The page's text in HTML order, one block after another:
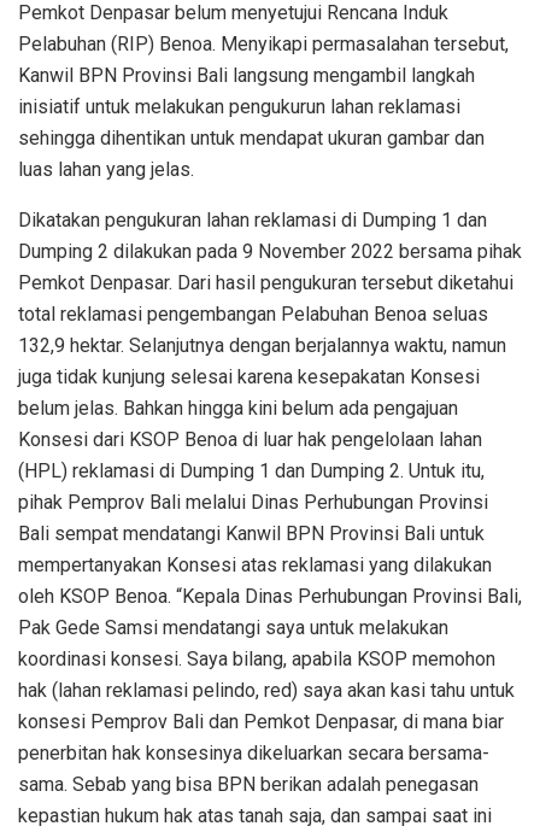
Pemkot Denpasar belum menyetujui Rencana Induk
Pelabuhan (RIP) Benoa. Menyikapi permasalahan tersebut,
Kanwil BPN Provinsi Bali langsung mengambil langkah
inisiatif untuk melakukan pengukurun lahan reklamasi
sehingga dihentikan untuk mendapat ukuran gambar dan
luas lahan yang jelas.
Dikatakan pengukuran lahan reklamasi di Dumping 1 dan
Dumping 2 dilakukan pada 9 November 2022 bersama pihak
Pemkot Denpasar. Dari hasil pengukuran tersebut diketahui
total reklamasi pengembangan Pelabuhan Benoa seluas
132,9 hektar. Selanjutnya dengan berjalannya waktu, namun
juga tidak kunjung selesai karena kesepakatan Konsesi
belum jelas. Bahkan hingga kini belum ada pengajuan
Konsesi dari KSOP Benoa di luar hak pengelolaan lahan
(HPL) reklamasi di Dumping 1 dan Dumping 2. Untuk itu,
pihak Pemprov Bali melalui Dinas Perhubungan Provinsi
Bali sempat mendatangi Kanwil BPN Provinsi Bali untuk
mempertanyakan Konsesi atas reklamasi yang dilakukan
oleh KSOP Benoa. “Kepala Dinas Perhubungan Provinsi Bali,
Pak Gede Samsi mendatangi saya untuk melakukan
koordinasi konsesi. Saya bilang, apabila KSOP memohon
hak (lahan reklamasi pelindo, red) saya akan kasi tahu untuk
konsesi Pemprov Bali dan Pemkot Denpasar, di mana biar
penerbitan hak konsesinya dikeluarkan secara bersama-
sama. Sebab yang bisa BPN berikan adalah penegasan
kepastian hukum hak atas tanah saja, dan sampai saat ini